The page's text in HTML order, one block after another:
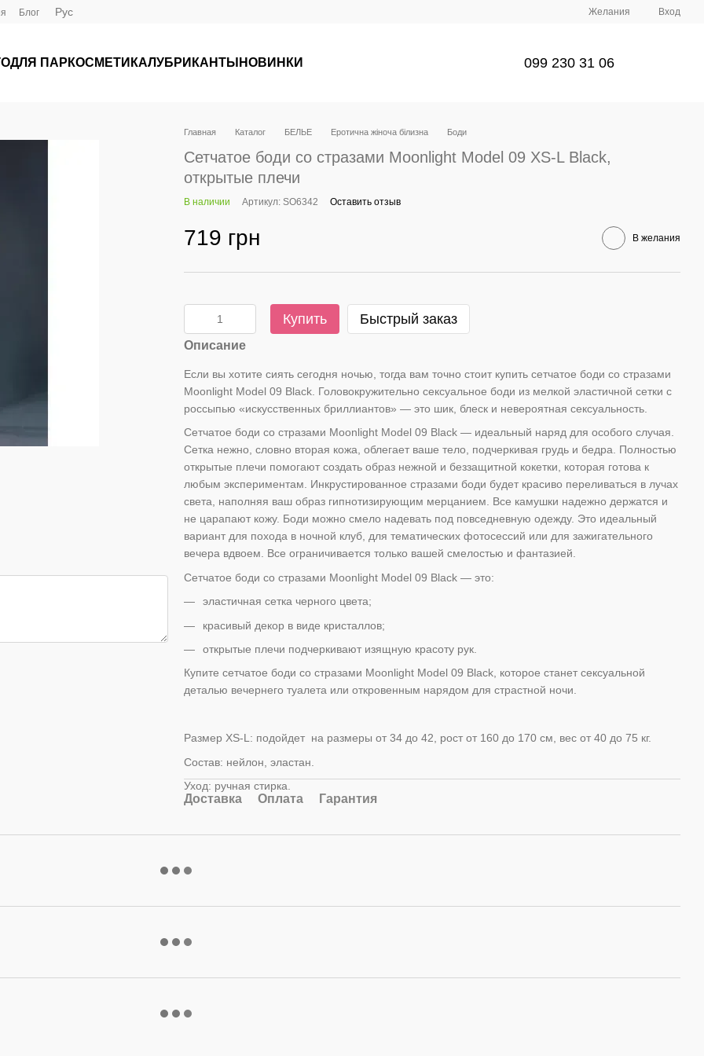
Блог Рус Желания Вход
ДЛЯ ПАР КОСМЕТИКАЛУБРИКАНТЫ НОВИНКИ 099 230 31 06
Главная Каталог БЕЛЬЕ Еротична жіноча білизна Боди
Сетчатое боди со стразами Moonlight Model 09 XS-L Black,
открытые плечи
В наличии Артикул: SO6342 Оставить отзыв
719 грн В желания
Купить Быстрый заказ
Описание
Если вы хотите сиять сегодня ночью, тогда вам точно стоит купить сетчатое боди со стразами
Moonlight Model 09 Black. Головокружительно сексуальное боди из мелкой эластичной сетки с
россыпью «искусственных бриллиантов» — это шик, блеск и невероятная сексуальность.
Сетчатое боди со стразами Moonlight Model 09 Black — идеальный наряд для особого случая.
Сетка нежно, словно вторая кожа, облегает ваше тело, подчеркивая грудь и бедра. Полностью
открытые плечи помогают создать образ нежной и беззащитной кокетки, которая готова к
любым экспериментам. Инкрустированное стразами боди будет красиво переливаться в лучах
света, наполняя ваш образ гипнотизирующим мерцанием. Все камушки надежно держатся и
не царапают кожу. Боди можно смело надевать под повседневную одежду. Это идеальный
вариант для похода в ночной клуб, для тематических фотосессий или для зажигательного
вечера вдвоем. Все ограничивается только вашей смелостью и фантазией.
Сетчатое боди со стразами Moonlight Model 09 Black — это:
эластичная сетка черного цвета;
красивый декор в виде кристаллов;
открытые плечи подчеркивают изящную красоту рук.
Купите сетчатое боди со стразами Moonlight Model 09 Black, которое станет сексуальной
деталью вечернего туалета или откровенным нарядом для страстной ночи.
Размер XS-L: подойдет на размеры от 34 до 42, рост от 160 до 170 см, вес от 40 до 75 кг.
Состав: нейлон, эластан.
Уход: ручная стирка.
Доставка Оплата Гарантия